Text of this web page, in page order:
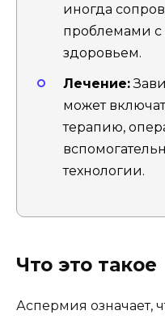
иногда
проблемами
здоровьем.
Лечение:
может
терапию,
технологии.
Что это такое
Аспермия означает,